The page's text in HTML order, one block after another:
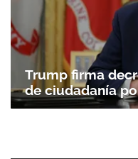
Trump firma
de ciudadanía